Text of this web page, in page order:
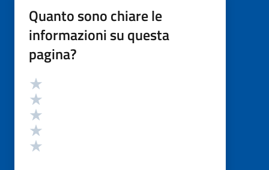
Quanto sono chiare le
informazioni su questa
pagina?
Valutazione